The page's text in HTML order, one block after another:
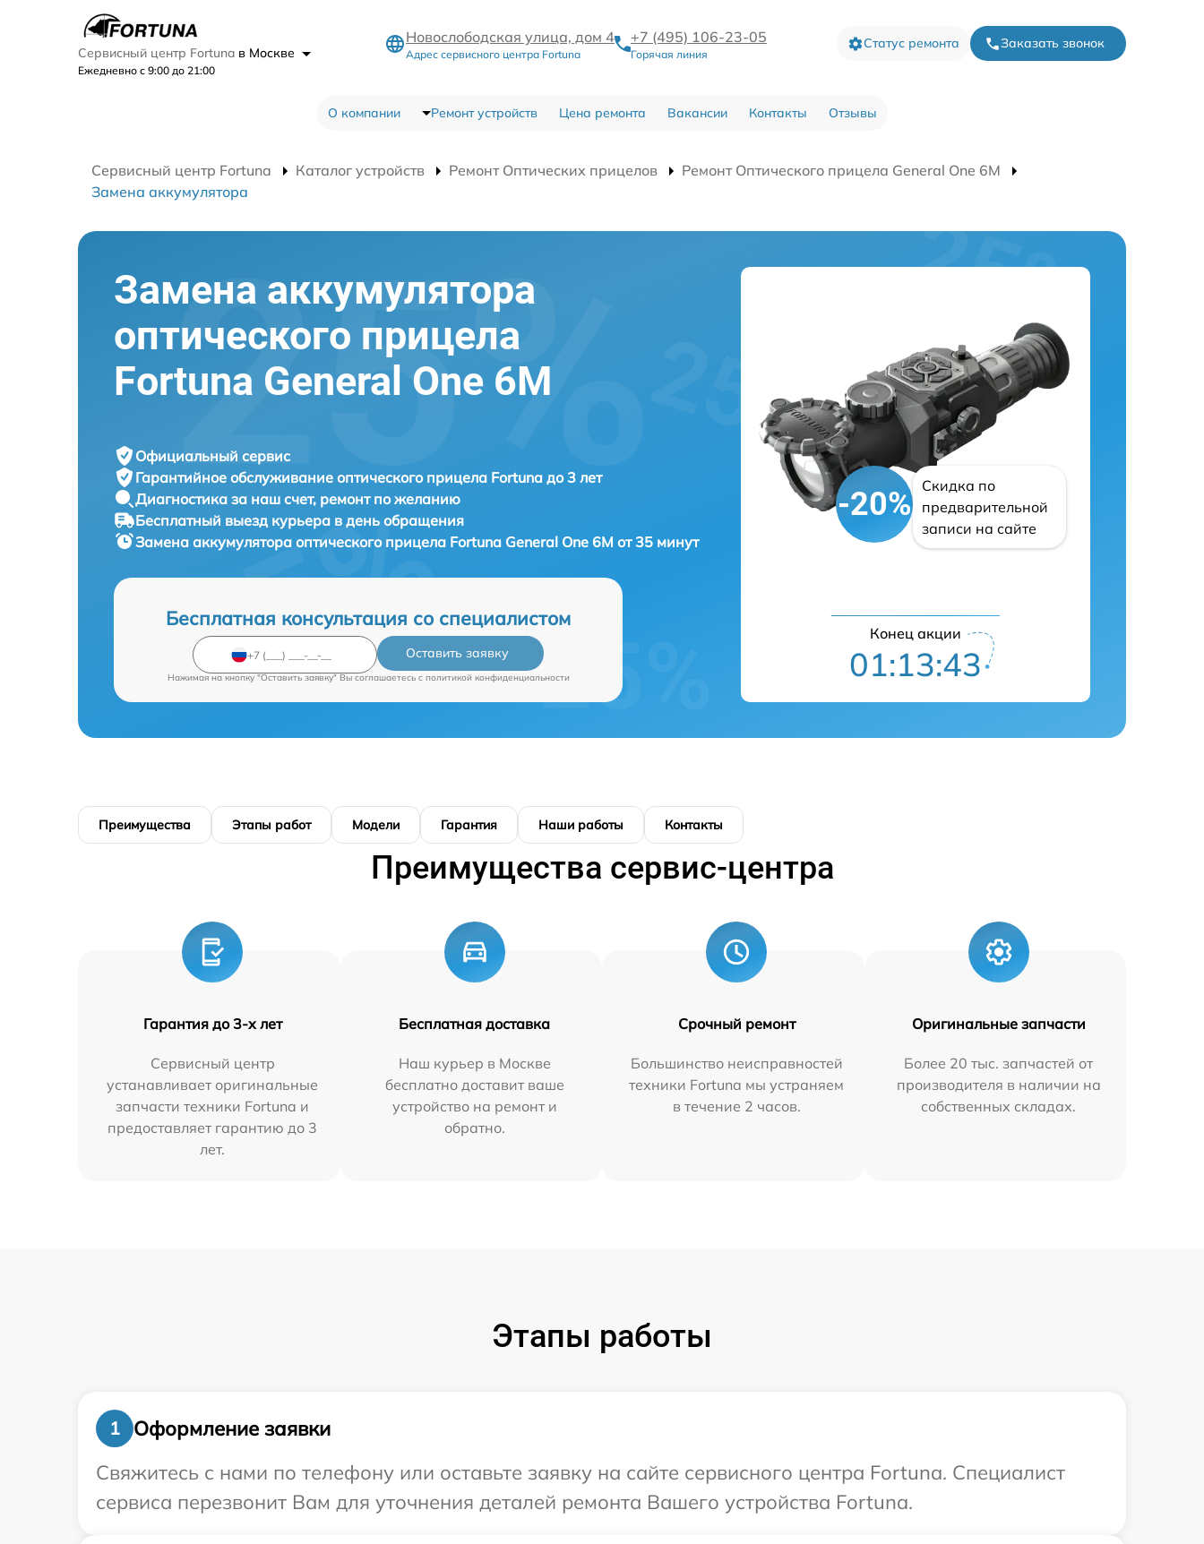
Сервисный центр Fortuna в Москве
Ежедневно с 9:00 до 21:00
Новослободская улица, дом 4
Адрес сервисного центра Fortuna
+7 (495) 106-23-05
Горячая линия
Статус ремонта Заказать звонок
О компании Ремонт устройств Цена ремонта Вакансии Контакты Отзывы
Сервисный центр Fortuna Каталог устройств Ремонт Оптических прицелов
Ремонт Оптического прицела General One 6M
Замена аккумулятора
Замена аккумулятора
оптического прицела
Fortuna General One 6M
Официальный сервис
Гарантийное обслуживание оптического прицела Fortuna до 3 лет
Диагностика за наш счет, ремонт по желанию
Бесплатный выезд курьера в день обращения
Замена аккумулятора оптического прицела Fortuna General One 6M от 35 минут
Бесплатная консультация со специалистом
Оставить заявку
Нажимая на кнопку "Оставить заявку" Вы соглашаетесь c политикой конфиденциальности
-20%
Скидка по
предварительной
записи на сайте
Конец акции
01:13:41
Преимущества Этапы работ Модели Гарантия Наши работы Контакты
Преимущества сервис-центра
Гарантия до 3-х лет
Сервисный центр
устанавливает оригинальные
запчасти техники Fortuna и
предоставляет гарантию до 3
лет.
Бесплатная доставка
Наш курьер в Москве
бесплатно доставит ваше
устройство на ремонт и
обратно.
Срочный ремонт
Большинство неисправностей
техники Fortuna мы устраняем
в течение 2 часов.
Оригинальные запчасти
Более 20 тыс. запчастей от
производителя в наличии на
собственных складах.
Этапы работы
1
Оформление заявки
Свяжитесь с нами по телефону или оставьте заявку на сайте сервисного центра Fortuna. Специалист
сервиса перезвонит Вам для уточнения деталей ремонта Вашего устройства Fortuna.